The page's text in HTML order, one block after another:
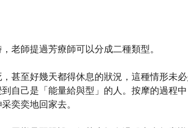
老師提過芳療師可以分成二種類型。
甚至好幾天都得休息的狀況，這種情形未
自己是「能量給與型」的人。按摩的過程
奕奕地回家去。